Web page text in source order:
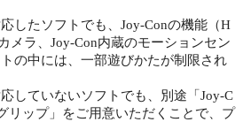
したソフトでも、Joy-Conの機能（H
メラ、Joy-Con内蔵のモーションセン
の中には、一部遊びかたが制限され
していないソフトでも、別途「Joy-C
リップ」をご用意いただくことで、プ